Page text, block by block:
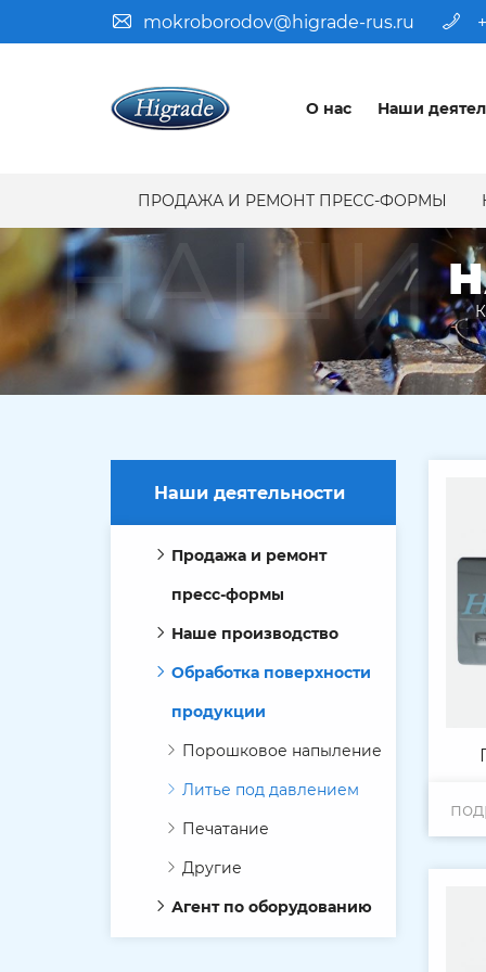
mokroborodov@higrade-rus.ru
О нас Наши
ПРОДАЖА И РЕМОНТ ПРЕСС-ФОРМЫ
НАШИ
Наши деятельности
Продажа и ремонт
пресс-формы
Наше производство
Обработка поверхности
продукции
Порошковое напыление
Литье под давлением
Печатание
Другие
Агент по оборудованию